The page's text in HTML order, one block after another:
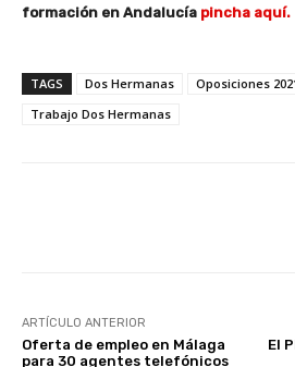
formación en Andalucía pincha aquí.
TAGS Dos Hermanas
Oposiciones
Trabajo Dos Hermanas
ARTÍCULO ANTERIOR
Oferta de empleo en Málaga
para 30 agentes telefónicos
El